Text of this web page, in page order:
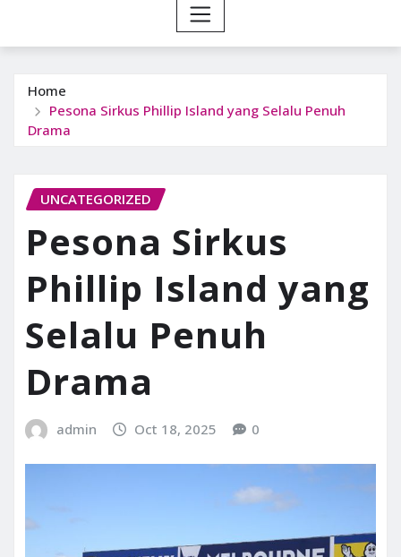
Home
Pesona Sirkus Phillip Island yang Selalu Penuh
Drama
UNCATEGORIZED
Pesona Sirkus
Phillip Island yang
Selalu Penuh
Drama
admin Oct 18, 2025 0